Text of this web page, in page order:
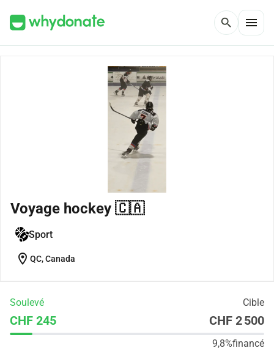
search menu
Voyage hockey 🇨🇦
Sport
location_on QC, Canada
Soulevé Cible
CHF 245 CHF 2 500
9,8%financé